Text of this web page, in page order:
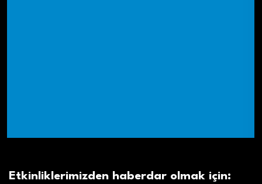
Etkinliklerimizden haberdar olmak için: